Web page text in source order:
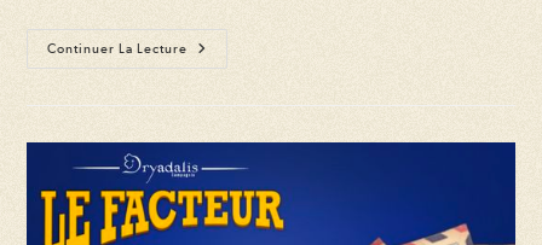
Continuer La Lecture
Une
Belle
« Il
Faut
Caser
Papa! »